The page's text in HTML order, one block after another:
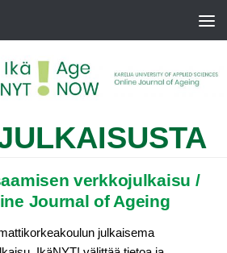
verkkojulkaisu /
Journal of Ageing
julkaisema